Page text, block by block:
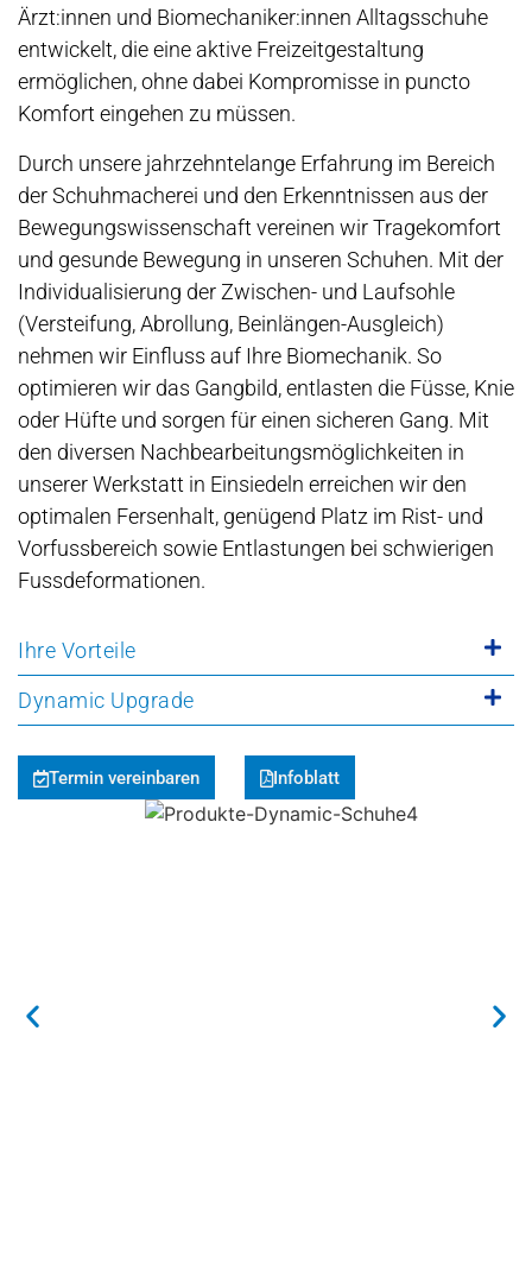
Ärzt:innen und Biomechaniker:innen Alltagsschuhe
entwickelt, die eine aktive Freizeitgestaltung
ermöglichen, ohne dabei Kompromisse in puncto
Komfort eingehen zu müssen.
Durch unsere jahrzehntelange Erfahrung im Bereich
der Schuhmacherei und den Erkenntnissen aus der
Bewegungswissenschaft vereinen wir Tragekomfort
und gesunde Bewegung in unseren Schuhen. Mit der
Individualisierung der Zwischen- und Laufsohle
(Versteifung, Abrollung, Beinlängen-Ausgleich)
nehmen wir Einfluss auf Ihre Biomechanik. So
optimieren wir das Gangbild, entlasten die Füsse, Knie
oder Hüfte und sorgen für einen sicheren Gang. Mit
den diversen Nachbearbeitungsmöglichkeiten in
unserer Werkstatt in Einsiedeln erreichen wir den
optimalen Fersenhalt, genügend Platz im Rist- und
Vorfussbereich sowie Entlastungen bei schwierigen
Fussdeformationen.
Ihre Vorteile
Dynamic Upgrade
Termin vereinbaren Infoblatt